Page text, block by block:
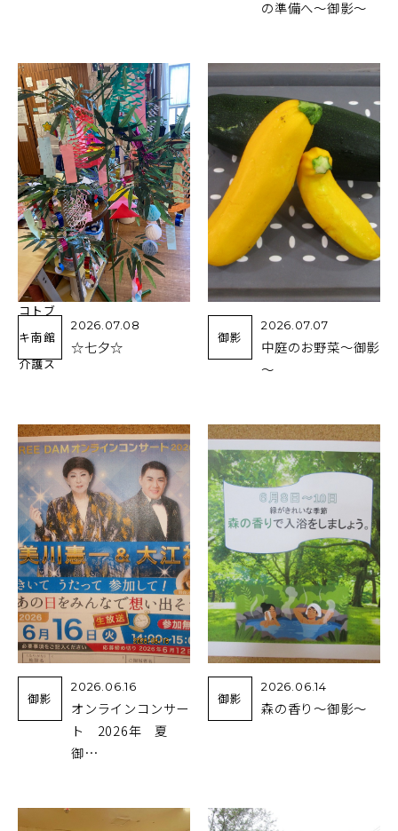
の準備へ～御影～
コトブ
キ南館
介護ス
2026.07.08
☆七夕☆
御影
2026.07.07
中庭のお野菜～御影
～
御影
2026.06.16
オンラインコンサー
ト 2026年 夏
御…
御影
2026.06.14
森の香り～御影～